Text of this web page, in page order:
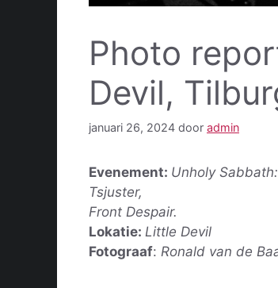
Photo
Devil,
januari 26, 2024 door admin
Evenement: Unholy
Tsjuster,
Front Despair.
Lokatie: Little Devil
Fotograaf: Ronald van de